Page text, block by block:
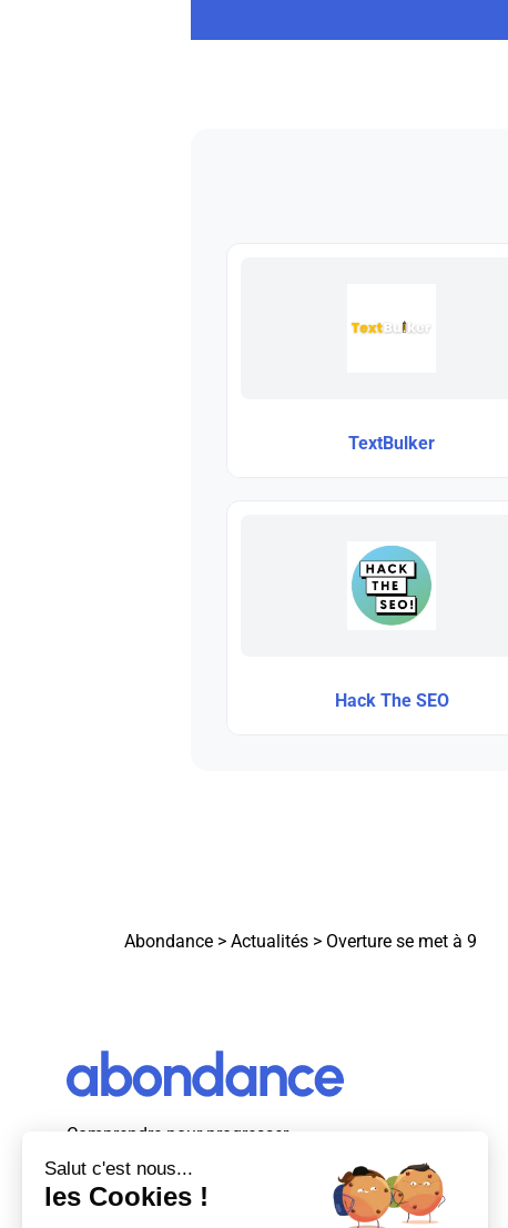
TextBulker
Hack The SEO
Abondance > Actualités > Overture se met à 9
Comprendre pour progresser
Abondance, le premier média d’actualité
autour du SEO et des moteurs de recherche